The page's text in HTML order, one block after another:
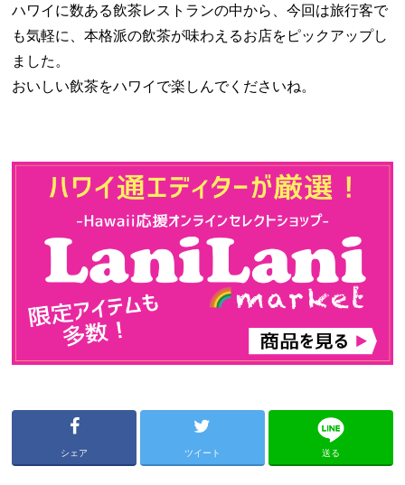
ハワイに数ある飲茶レストランの中から、今回は旅行客で
も気軽に、本格派の飲茶が味わえるお店をピックアップし
ました。
おいしい飲茶をハワイで楽しんでくださいね。
シェア ツイート 送る